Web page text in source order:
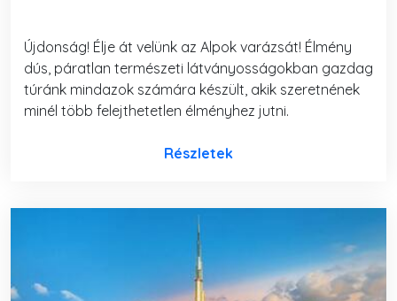
Újdonság! Élje át velünk az Alpok varázsát! Élmény
dús, páratlan természeti látványosságokban gazdag
túránk mindazok számára készült, akik szeretnének
minél több felejthetetlen élményhez jutni.
Részletek